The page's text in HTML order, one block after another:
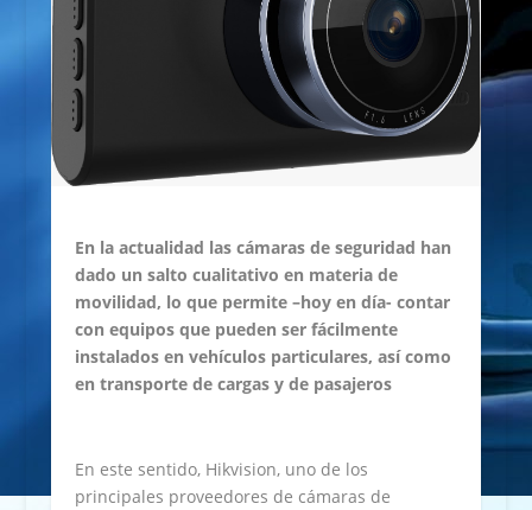
En la actualidad las cámaras de seguridad han
dado un salto cualitativo en materia de
movilidad, lo que permite –hoy en día- contar
con equipos que pueden ser fácilmente
instalados en vehículos particulares, así como
en transporte de cargas y de pasajeros
En este sentido, Hikvision, uno de los
principales proveedores de cámaras de